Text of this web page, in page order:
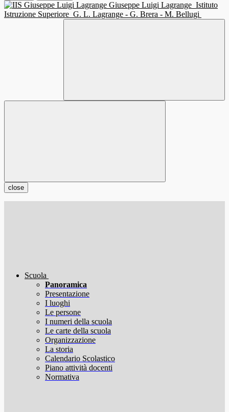
Giuseppe Luigi Lagrange Istituto
Istruzione Superiore G. L. Lagrange - G. Brera - M. Bellugi
close
Scuola
Panoramica
Presentazione
I luoghi
Le persone
I numeri della scuola
Le carte della scuola
Organizzazione
La storia
Calendario Scolastico
Piano attività docenti
Normativa